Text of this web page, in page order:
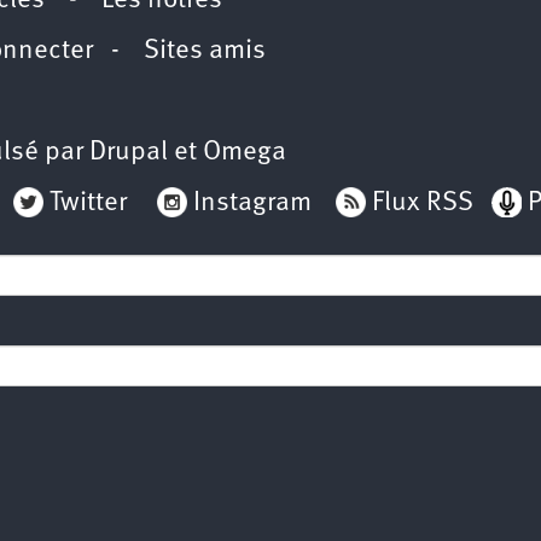
- Sites amis
par Drupal et Omega
Twitter Instagram Flux RSS